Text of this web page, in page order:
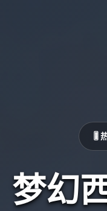
🎚️
梦幻